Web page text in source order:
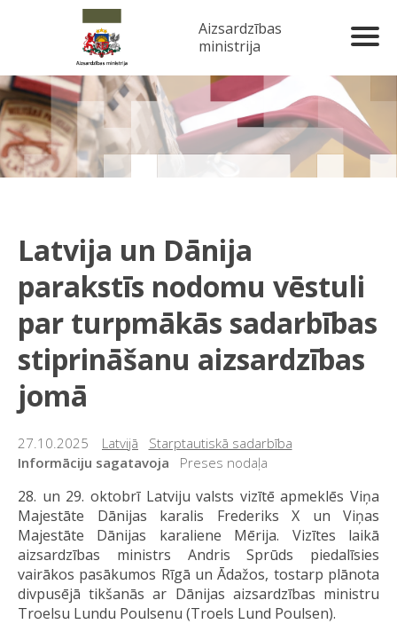
Aizsardzības
ministrija
Latvija un Dānija
parakstīs nodomu vēstuli
par turpmākās sadarbības
stiprināšanu aizsardzības
jomā
27.10.2025 Latvijā
Starptautiskā sadarbība
Informāciju sagatavoja
Preses nodaļa
28. un 29. oktobrī Latviju valsts vizītē apmeklēs Viņa
Majestāte Dānijas karalis Frederiks X un Viņas
Majestāte Dānijas karaliene Mērija. Vizītes laikā
aizsardzības ministrs Andris Sprūds piedalīsies
vairākos pasākumos Rīgā un Ādažos, tostarp plānota
divpusējā tikšanās ar Dānijas aizsardzības ministru
Troelsu Lundu Poulsenu (Troels Lund Poulsen).